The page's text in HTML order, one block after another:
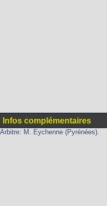
Infos complémentaires
Arbitre: M. Eychenne (Pyrénées).